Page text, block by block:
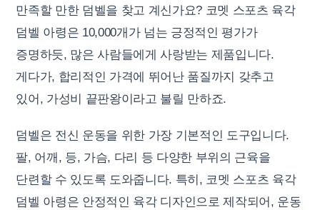
만족할 만한 덤벨을 찾고 계신가요? 코멧 스포츠 육각
덤벨 아령은 10,000개가 넘는 긍정적인 평가가
증명하듯, 많은 사람들에게 사랑받는 제품입니다.
게다가, 합리적인 가격에 뛰어난 품질까지 갖추고
있어, 가성비 끝판왕이라고 불릴 만하죠.
덤벨은 전신 운동을 위한 가장 기본적인 도구입니다.
팔, 어깨, 등, 가슴, 다리 등 다양한 부위의 근육을
단련할 수 있도록 도와줍니다. 특히, 코멧 스포츠 육각
덤벨 아령은 안정적인 육각 디자인으로 제작되어, 운동